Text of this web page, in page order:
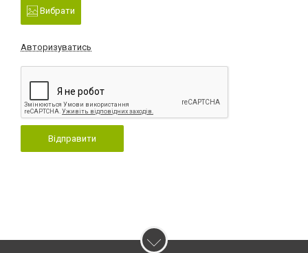
Вибрати
Авторизуватись
Відправити